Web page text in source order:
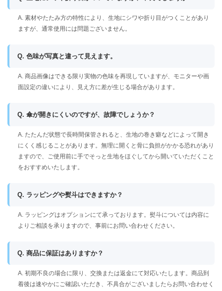
A. 素材やたたみ方の特性により、生地にシワや折り目がつくことがあり
ますが、通常使用には問題ございません。
Q. 色味が写真と違って見えます。
A. 商品画像はできる限り実物の色味を再現していますが、モニターや画
面設定の違いにより、見え方に差が生じる場合があります。
Q. 傘が開きにくいのですが、故障でしょうか？
A. たたんだ状態で長時間保管されると、生地の巻き癖などによって開き
にくく感じることがあります。無理に開くと骨に負担がかかる恐れがあり
ますので、ご使用前に手でそっと生地をほぐしてから開いていただくこと
をおすすめいたします。
Q. ラッピングや熨斗はできますか？
A. ラッピングはオプションにて承っております。熨斗については内容に
よりご相談を承りますので、事前にお問い合わせください。
Q. 商品に保証はありますか？
A. 初期不良の場合に限り、交換または返金にて対応いたします。商品到
着後は速やかにご確認いただき、不具合がございましたらお問い合わせく